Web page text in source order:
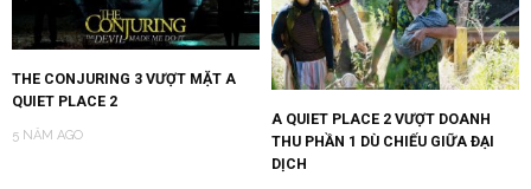
THE CONJURING 3 VƯỢT MẶT A
QUIET PLACE 2
5 NĂM AGO
A QUIET PLACE 2 VƯỢT DOANH
THU PHẦN 1 DÙ CHIẾU GIỮA ĐẠI
DỊCH